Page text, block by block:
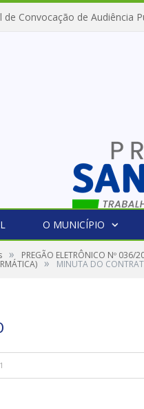
de Convocação de Audiência
O MUNICÍPIO
» PREGÃO ELETRÔNICO Nº
» MINUTA DO